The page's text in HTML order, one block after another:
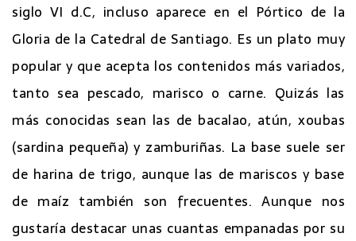
siglo VI d.C, incluso aparece en el Pórtico de la
Gloria de la Catedral de Santiago. Es un plato muy
popular y que acepta los contenidos más variados,
tanto sea pescado, marisco o carne. Quizás las
más conocidas sean las de bacalao, atún, xoubas
(sardina pequeña) y zamburiñas. La base suele ser
de harina de trigo, aunque las de mariscos y base
de maíz también son frecuentes. Aunque nos
gustaría destacar unas cuantas empanadas por su